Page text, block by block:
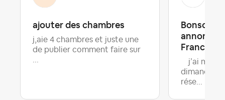
ajouter des chambres
j,aie 4 chambres et juste une
de publier comment faire sur
Bonsoir
annonce ,
France
j’ai mis
dimanche
rése...